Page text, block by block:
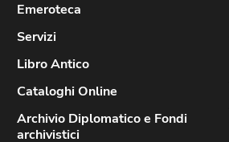
Emeroteca
Servizi
Libro Antico
Cataloghi Online
Archivio Diplomatico e Fondi
archivistici